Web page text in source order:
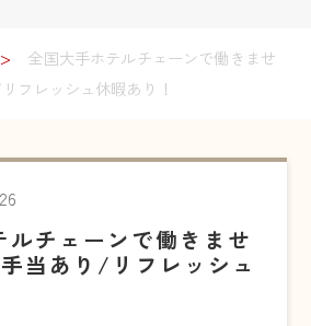
全国大手ホテルチェーンで働きませ
フレッシュ休暇あり！
ルチェーンで働きませ
当あり/リフレッシュ